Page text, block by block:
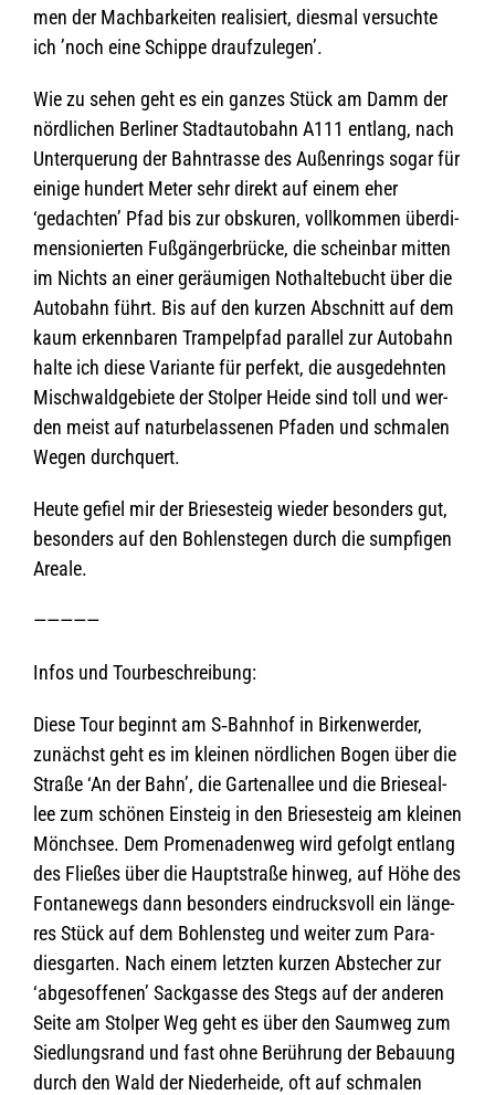
men der Mach­bar­kei­ten rea­li­siert, dies­mal ver­suchte
ich ’noch eine Schippe draufzulegen’.
Wie zu sehen geht es ein gan­zes Stück am Damm der
nörd­li­chen Ber­li­ner Stadt­au­to­bahn A111 ent­lang, nach
Unter­que­rung der Bahn­trasse des Außen­rings sogar für
einige hun­dert Meter sehr direkt auf einem eher
‘gedach­ten’ Pfad bis zur obsku­ren, voll­kom­men über­di­
men­sio­nier­ten Fuß­gän­ger­brü­cke, die schein­bar mit­ten
im Nichts an einer geräu­mi­gen Not­hal­te­bucht über die
Auto­bahn führt. Bis auf den kur­zen Abschnitt auf dem
kaum erkenn­ba­ren Tram­pel­pfad par­al­lel zur Auto­bahn
halte ich diese Vari­ante für per­fekt, die aus­ge­dehn­ten
Misch­wald­ge­biete der Stol­per Heide sind toll und wer­
den meist auf natur­be­las­se­nen Pfa­den und schma­len
Wegen durchquert.
Heute gefiel mir der Brie­se­steig wie­der beson­ders gut,
beson­ders auf den Boh­len­ste­gen durch die sump­fi­gen
Areale.
—————
Infos und Tourbeschreibung:
Diese Tour beginnt am S‑Bahnhof in Bir­ken­wer­der,
zunächst geht es im klei­nen nörd­li­chen Bogen über die
Straße ‘An der Bahn’, die Gar­ten­al­lee und die Brie­se­al­
lee zum schö­nen Ein­steig in den Brie­se­steig am klei­nen
Mönch­see. Dem Pro­me­na­den­weg wird gefolgt ent­lang
des Flie­ßes über die Haupt­straße hin­weg, auf Höhe des
Fon­ta­ne­wegs dann beson­ders ein­drucks­voll ein län­ge­
res Stück auf dem Boh­len­steg und wei­ter zum Para­
dies­gar­ten. Nach einem letz­ten kur­zen Abste­cher zur
‘abge­sof­fe­nen’ Sack­gasse des Stegs auf der ande­ren
Seite am Stol­per Weg geht es über den Saum­weg zum
Sied­lungs­rand und fast ohne Berüh­rung der Bebau­ung
durch den Wald der Nie­der­heide, oft auf schma­len